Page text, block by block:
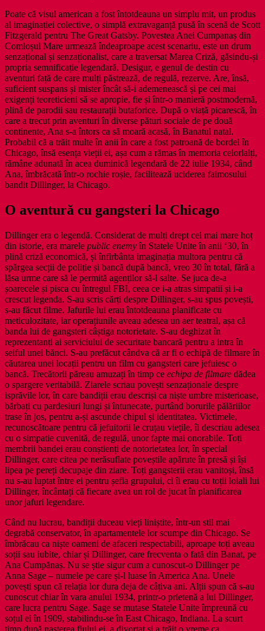
Poate că visul american a fost întotdeauna un simplu mit, un produs
al imaginației colective, o simplă extravaganță pusă în scenă de Scott
Fitzgerald pentru The Great Gatsby. Povestea Anei Cumpanaș din
Comloșul Mare urmează îndeaproape acest scenariu, este un drum
senzațional și senzaționalist, care a traversat Marea Criză, găsindu-și
propria semnificație legendară. Desigur, e genul de destin cu
aventuri față de care mulți păstrează, de regulă, rezerve. Are, însă,
suficient suspans și mister încât să-i ademenească și pe cei mai
exigenți teoreticieni să se apropie, fie și într-o manieră postmodernă,
plină de parodii sau restaurații butaforice. După o viață picarescă, în
care a trecut prin aventuri în diverse pături sociale de pe două
continente, Ana s-a întors ca să moară acasă, în Banatul natal.
Probabil că a trăit multe în anii în care a fost patroană de bordel în
Chicago, însă esența vieții ei, așa cum a rămas în memoria celorlalți,
rămâne adunată în acea duminică legendară de 22 iulie 1934, când
Ana, îmbrăcată într-o rochie roșie, facilitează uciderea faimosului
bandit Dillinger, la Chicago.
O aventură cu gangsteri la Chicago
Dillinger era o legendă. Considerat de mulți drept cel mai mare hoț
din istorie, era marele public enemyîn Statele Unite în anii ‘30, în
plină criză economică, și înfirbânta imaginația multora pentru că
spărgea secții de poliție și bancă după bancă, vreo 30 în total, fără a
lăsa urme care să le permită agenților să-l salte. Se juca de-a
șoarecele și pisca cu întregul FBI, ceea ce i-a atras simpatii și i-a
crescut legenda. S-au scris cărți despre Dillinger, s-au spus povești,
s-au făcut filme. Jafurile lui erau întotdeauna planificate cu
meticulozitate, iar operațiunile aveau adesea un aer teatral, așa că
banda lui de gangsteri câștiga notorietate. S-au deghizat în
reprezentanți ai serviciului de securitate bancară pentru a intra în
seiful unei bănci. S-au prefăcut cândva că ar fi o echipă de filmare în
căutarea unei locații pentru un film cu gangsteri care jefuiesc o
bancă. Trecătorii păreau amuzați în timp ce echipa de filmare dădea
o spargere veritabilă. Ziarele scriau povești senzaționale despre
isprăvile lor, în care bandiții erau descriși ca niște umbre misterioase,
bărbați cu pardesiuri lungi și întunecate, purtând borurile pălăriilor
trase în jos, pentru a-și ascunde chipul și identitatea. Victimele,
recunoscătoare pentru că jefuitorii le cruțau viețile, îi descriau adesea
cu o simpatie cuvenită, de regulă, unor fapte mai onorabile. Toți
membrii bandei erau conștienți de notorietatea lor, în special
Dillinger, care citea pe nerăsuflate poveștile apărute în presă și își
lipea pe pereți decupaje din ziare. Toți gangsterii erau vanitoși, însă
nu s-au luptat între ei pentru șefia grupului, ci îi erau cu toții loiali lui
Dillinger, încântați că fiecare avea un rol de jucat în planificarea
unor jafuri legendare.
Când nu lucrau, bandiții duceau vieți liniștite, într-un stil mai
degrabă conservator, în apartamentele lor scumpe din Chicago. Se
îmbrăcau ca niște oameni de afaceri respectabili, aproape toți aveau
soții sau iubite, chiar și Dillinger, care frecventa o fată din Banat, pe
Ana Cumpănaș. Nu se știe sigur cum a cunoscut-o Dillinger pe
Anna Sage – numele pe care și-l luase în America Ana. Unele
povești spun că relația lor dura deja de câțiva ani. Alții spun că s-au
cunoscut chiar în vara anului 1934, printr-o prietenă a lui Dillinger,
care lucra pentru Sage. Sage se mutase Statele Unite împreună cu
soțul ei în 1909, stabilindu-se în East Chicago, Indiana. La scurt
timp după nașterea fiului ei, a divorțat și a trăit o vreme ca